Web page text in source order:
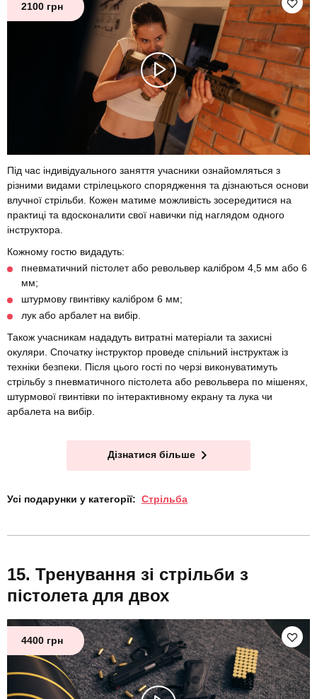
2100 грн
Під час індивідуального заняття учасники ознайомляться з
різними видами стрілецького спорядження та дізнаються основи
влучної стрільби. Кожен матиме можливість зосередитися на
практиці та вдосконалити свої навички під наглядом одного
інструктора.
Кожному гостю видадуть:
пневматичний пістолет або револьвер калібром 4,5 мм або 6
мм;
штурмову гвинтівку калібром 6 мм;
лук або арбалет на вибір.
Також учасникам нададуть витратні матеріали та захисні
окуляри. Спочатку інструктор проведе спільний інструктаж із
техніки безпеки. Після цього гості по черзі виконуватимуть
стрільбу з пневматичного пістолета або револьвера по мішенях,
штурмової гвинтівки по інтерактивному екрану та лука чи
арбалета на вибір.
Дізнатися більше
Усі подарунки у категорії: Стрільба
Тренування зі стрільби з
пістолета для двох
4400 грн